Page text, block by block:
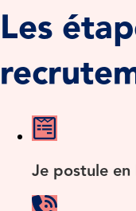
Les
Je postule